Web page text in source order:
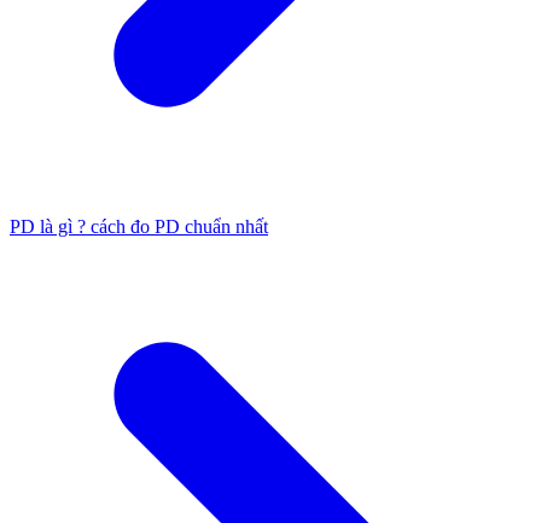
PD là gì ? cách đo PD chuẩn nhất